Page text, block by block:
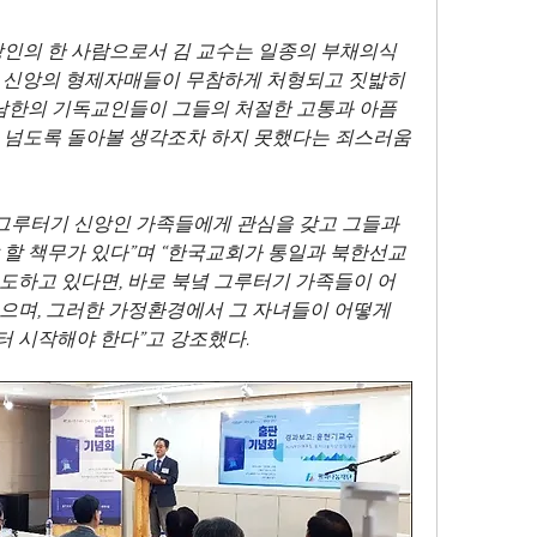
의 한 사람으로서 김 교수는 일종의 부채의식
앙의 형제자매들이 무참하게 처형되고 짓밟히
의 기독교인들이 그들의 처절한 고통과 아픔
도록 돌아볼 생각조차 하지 못했다는 죄스러움
루터기 신앙인 가족들에게 관심을 갖고 그들과
책무가 있다”며 “한국교회가 통일과 북한선교
하고 있다면, 바로 북녘 그루터기 가족들이 어
며, 그러한 가정환경에서 그 자녀들이 어떻게
시작해야 한다”고 강조했다.